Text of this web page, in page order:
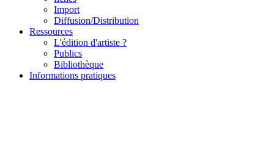
Import
Diffusion/Distribution
Ressources
L'édition d'artiste ?
Publics
Bibliothèque
Informations pratiques